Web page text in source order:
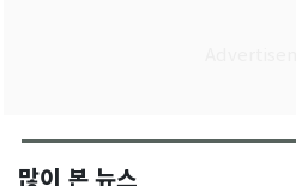
많이 본 뉴스